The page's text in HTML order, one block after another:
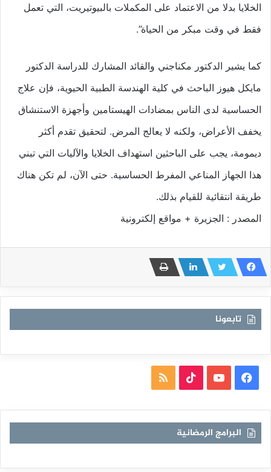
الخلايا بدلا من الاعتماد على المكملات بالبيوتيريت، التي تعمل
فقط في وقت مبكر من الحياة”.
كما يشير الدكتور مكناجني والقائد المشارك للدراسة الدكتور
مايكل هيوز الباحث في كلية الهندسة الطبية الحيوية، فإن علاج
الحساسية لدى الناس بمضادات الهيستامين وأجهزة الاستنشاق
يخفف الأعراض، ولكنه لا يعالج المرض. لتحقيق تقدم أكثر
ديمومة، يجب على الباحثين استهداف الخلايا والآليات التي تبني
هذا الجهاز المناعي المفرط الحساسية. حتى الآن، لم تكن هناك
طريقة انتقائية للقيام بذلك.
المصدر : الجزيرة + مواقع إلكترونية
تابعونا
فيسبوكيوتيوب TikTokملخص
RSS
البرامج الرمضانية